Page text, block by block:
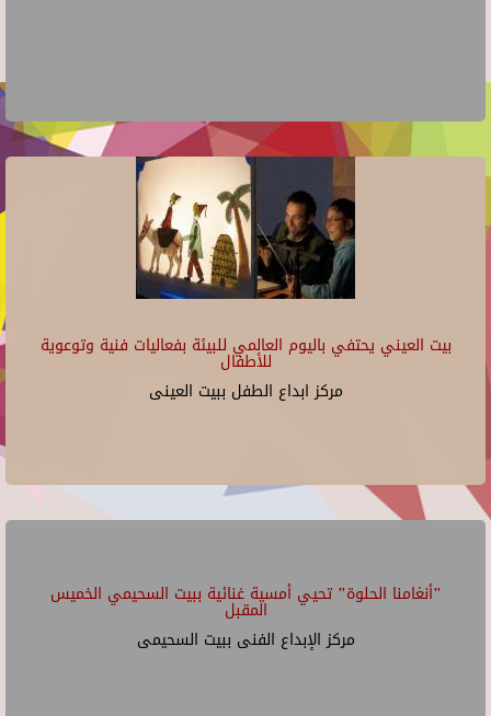
بيت العيني يحتفي باليوم العالمي للبيئة بفعاليات فنية وتوعوية
للأطفال
مركز ابداع الطفل ببيت العينى
"أنغامنا الحلوة" تحيي أمسية غنائية ببيت السحيمي الخميس
المقبل
مركز الإبداع الفنى ببيت السحيمى